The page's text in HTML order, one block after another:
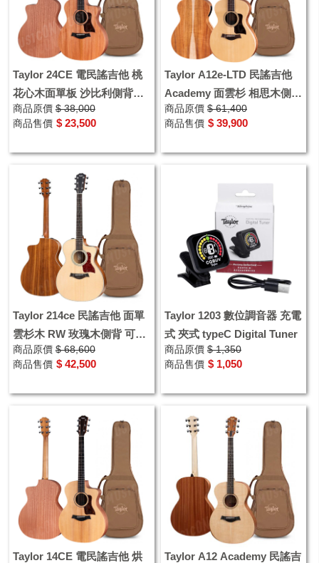
Taylor 24CE 電民謠吉他 桃
花心木面單板 沙比利側背
GA桶 授權經銷
商品原價 $ 38,000
商品售價 $ 23,500
Taylor A12e-LTD 民謠吉他
Academy 面雲杉 相思木側背
板 可插電
商品原價 $ 61,400
商品售價 $ 39,900
Taylor 214ce 民謠吉他 面單
雲杉木 RW 玫瑰木側背 可插
電木吉他 墨廠
商品原價 $ 68,600
商品售價 $ 42,500
Taylor 1203 數位調音器 充電
式 夾式 typeC Digital Tuner
商品原價 $ 1,350
商品售價 $ 1,050
Taylor 14CE 電民謠吉他 烘
Taylor A12 Academy 民謠吉